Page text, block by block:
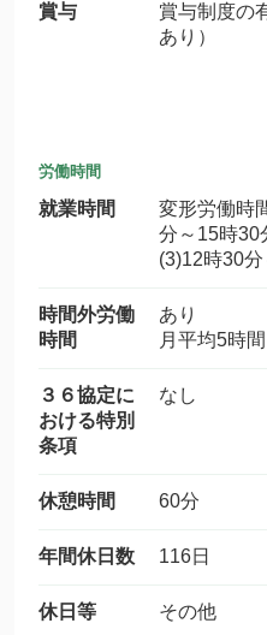
賞与
賞与制度
あり）
労働時間
就業時間
変形労働時
分～15時30
(3)12時30
時間外労働
時間
あり
月平均5時間
３６協定に
おける特別
条項
なし
休憩時間 60分
年間休日数 116日
休日等 その他